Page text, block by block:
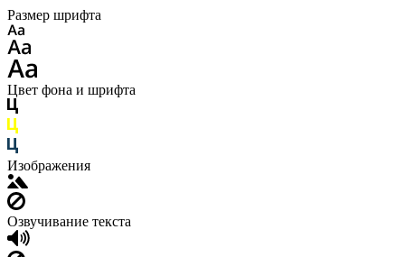
Размер шрифта
Цвет фона и шрифта
Изображения
Озвучивание текста